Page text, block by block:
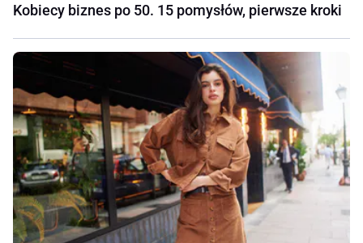
Kobiecy biznes po 50. 15 pomysłów, pierwsze kroki